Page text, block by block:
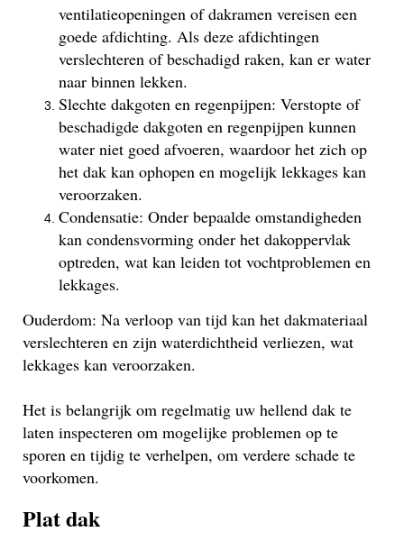
ventilatieopeningen of dakramen vereisen een
goede afdichting. Als deze afdichtingen
verslechteren of beschadigd raken, kan er water
naar binnen lekken.
Slechte dakgoten en regenpijpen: Verstopte of
beschadigde dakgoten en regenpijpen kunnen
water niet goed afvoeren, waardoor het zich op
het dak kan ophopen en mogelijk lekkages kan
veroorzaken.
Condensatie: Onder bepaalde omstandigheden
kan condensvorming onder het dakoppervlak
optreden, wat kan leiden tot vochtproblemen en
lekkages.
Ouderdom: Na verloop van tijd kan het dakmateriaal
verslechteren en zijn waterdichtheid verliezen, wat
lekkages kan veroorzaken.
Het is belangrijk om regelmatig uw hellend dak te
laten inspecteren om mogelijke problemen op te
sporen en tijdig te verhelpen, om verdere schade te
voorkomen.
Plat dak